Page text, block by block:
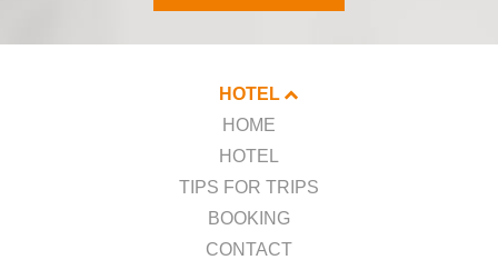
HOTEL
HOME
HOTEL
TIPS FOR TRIPS
BOOKING
CONTACT